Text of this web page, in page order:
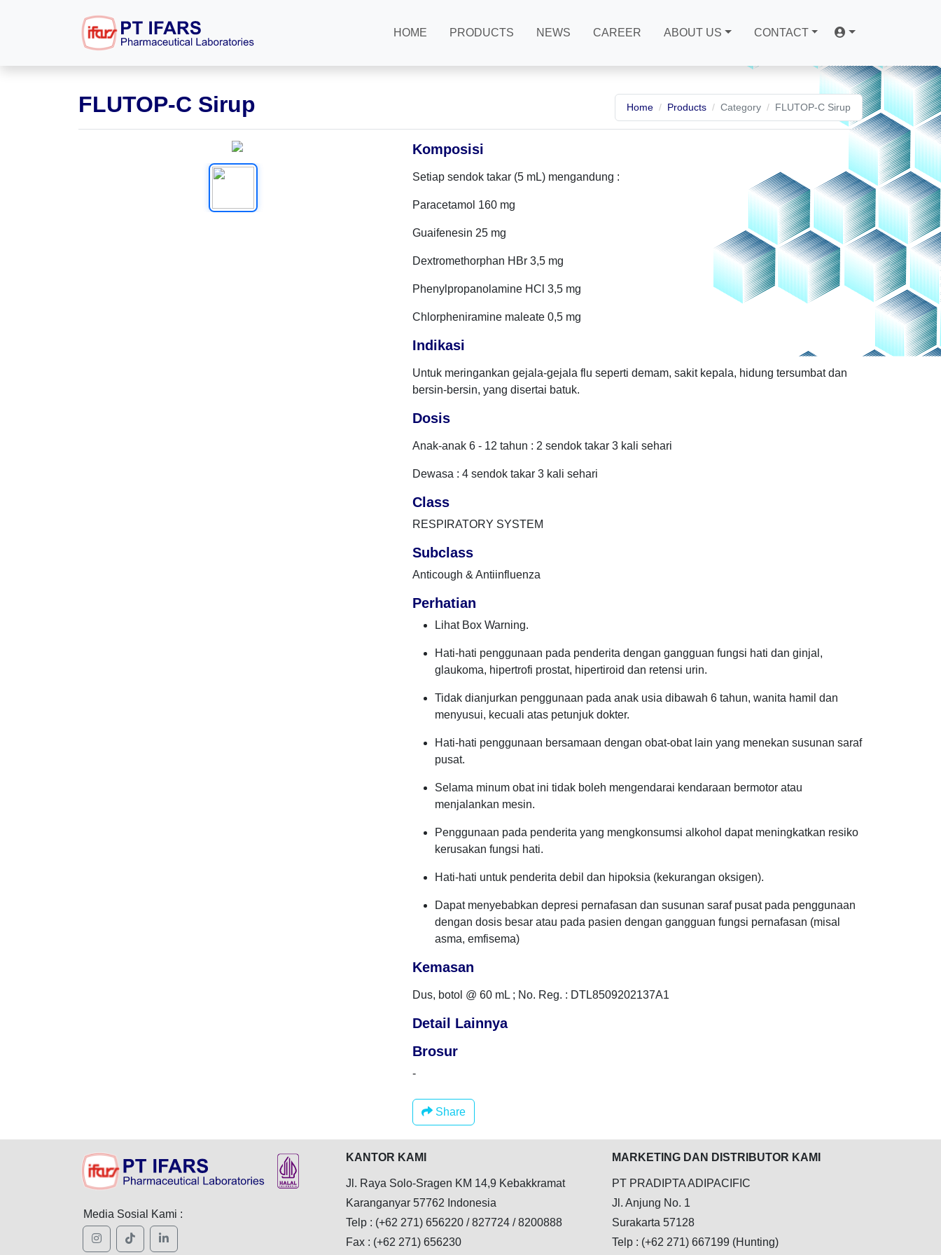
HOME PRODUCTS NEWS CAREER ABOUT US CONTACT
FLUTOP-C Sirup Home Products Category FLUTOP-C Sirup
Komposisi
Setiap sendok takar (5 mL) mengandung :
Paracetamol 160 mg
Guaifenesin 25 mg
Dextromethorphan HBr 3,5 mg
Phenylpropanolamine HCl 3,5 mg
Chlorpheniramine maleate 0,5 mg
Indikasi
Untuk meringankan gejala-gejala flu seperti demam, sakit kepala, hidung tersumbat dan
bersin-bersin, yang disertai batuk.
Dosis
Anak-anak 6 - 12 tahun : 2 sendok takar 3 kali sehari
Dewasa : 4 sendok takar 3 kali sehari
Class
RESPIRATORY SYSTEM
Subclass
Anticough & Antiinfluenza
Perhatian
Lihat Box Warning.
Hati-hati penggunaan pada penderita dengan gangguan fungsi hati dan ginjal,
glaukoma, hipertrofi prostat, hipertiroid dan retensi urin.
Tidak dianjurkan penggunaan pada anak usia dibawah 6 tahun, wanita hamil dan
menyusui, kecuali atas petunjuk dokter.
Hati-hati penggunaan bersamaan dengan obat-obat lain yang menekan susunan saraf
pusat.
Selama minum obat ini tidak boleh mengendarai kendaraan bermotor atau
menjalankan mesin.
Penggunaan pada penderita yang mengkonsumsi alkohol dapat meningkatkan resiko
kerusakan fungsi hati.
Hati-hati untuk penderita debil dan hipoksia (kekurangan oksigen).
Dapat menyebabkan depresi pernafasan dan susunan saraf pusat pada penggunaan
dengan dosis besar atau pada pasien dengan gangguan fungsi pernafasan (misal
asma, emfisema)
Kemasan
Dus, botol @ 60 mL ; No. Reg. : DTL8509202137A1
Detail Lainnya
Brosur
-
Share
Media Sosial Kami :
KANTOR KAMI
Jl. Raya Solo-Sragen KM 14,9 Kebakkramat
Karanganyar 57762 Indonesia
Telp : (+62 271) 656220 / 827724 / 8200888
Fax : (+62 271) 656230
MARKETING DAN DISTRIBUTOR KAMI
PT PRADIPTA ADIPACIFIC
Jl. Anjung No. 1
Surakarta 57128
Telp : (+62 271) 667199 (Hunting)